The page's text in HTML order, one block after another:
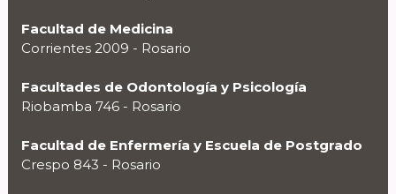
Facultad de Medicina
Corrientes 2009 - Rosario
Facultades de Odontología y Psicología
Riobamba 746 - Rosario
Facultad de Enfermería y Escuela de Postgrado
Crespo 843 - Rosario